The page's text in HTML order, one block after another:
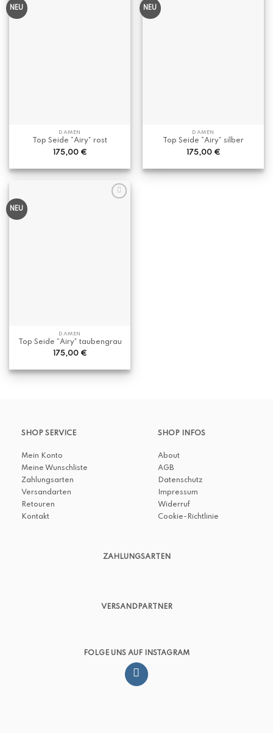
NEU
DAMEN
Top Seide “Airy” rost
175,00 €
NEU
DAMEN
Top Seide “Airy” silber
175,00 €
NEU
DAMEN
Top Seide “Airy” taubengrau
175,00 €
SHOP SERVICE
Mein Konto
Meine Wunschliste
Zahlungsarten
Versandarten
Retouren
Kontakt
SHOP INFOS
About
AGB
Datenschutz
Impressum
Widerruf
Cookie-Richtlinie
ZAHLUNGSARTEN
VERSANDPARTNER
FOLGE UNS AUF INSTAGRAM